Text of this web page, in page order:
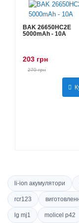
BAK 26650HC2E
5000mAh - 10А
203 грн
270 грн
li-ion акумулятори
rcr123
lg mj1 molicel p42